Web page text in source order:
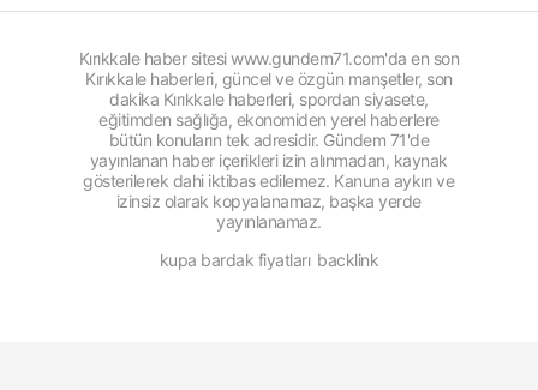
Kırıkkale haber sitesi www.gundem71.com'da en son
Kırıkkale haberleri, güncel ve özgün manşetler, son
dakika Kırıkkale haberleri, spordan siyasete,
eğitimden sağlığa, ekonomiden yerel haberlere
bütün konuların tek adresidir. Gündem 71'de
yayınlanan haber içerikleri izin alınmadan, kaynak
gösterilerek dahi iktibas edilemez. Kanuna aykırı ve
izinsiz olarak kopyalanamaz, başka yerde
yayınlanamaz.
kupa bardak fiyatları backlink